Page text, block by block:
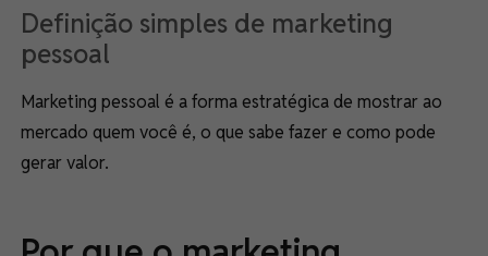
Definição simples de marketing
pessoal
Marketing pessoal é a forma estratégica de mostrar ao
mercado quem você é, o que sabe fazer e como pode
gerar valor.